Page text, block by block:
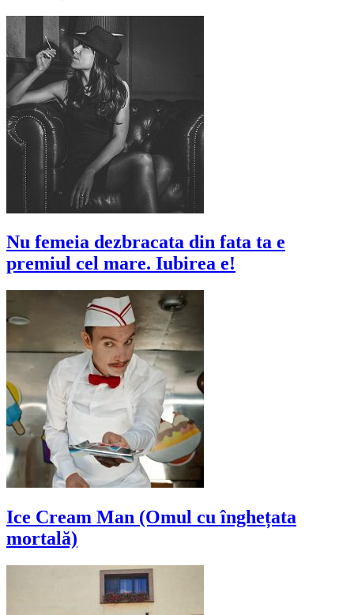
Nu femeia dezbracata din fata ta e
premiul cel mare. Iubirea e!
Ice Cream Man (Omul cu înghețata
mortală)